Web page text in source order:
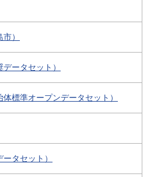
）
ータセット）
標準オープンデータセット）
タセット）